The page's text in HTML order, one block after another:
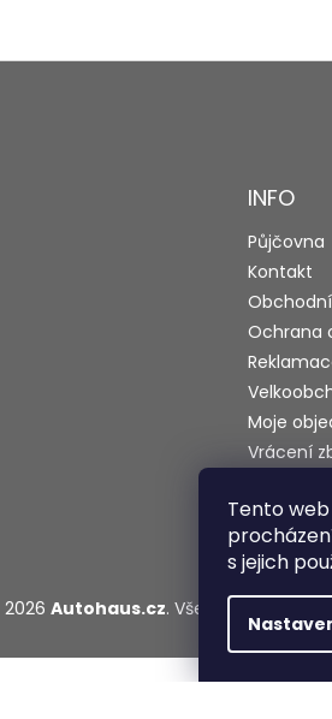
Tento
s jejich
INFO
Půjčovna
Kontakt
Ochrana
Moje
Vrácení
Testy a
Autohaus.cz. Všechna práva